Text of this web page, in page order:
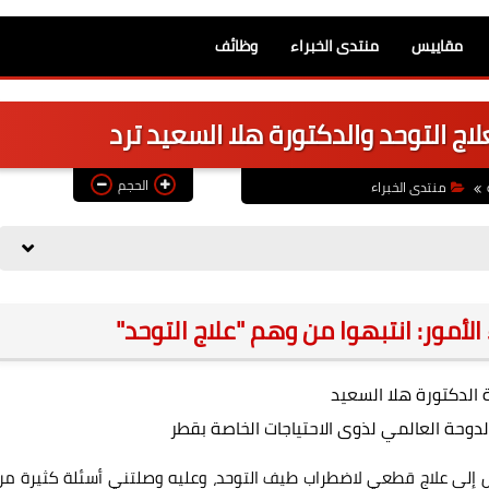
مقاييس منتدى الخبراء وظائف
التوحد والدكتورة هلا السعيد ترد
منتدى الخبراء الحجم
انتبهوا من وهم "علاج التوحد"
الدكتورة هلا السعيد
العالمي لذوى الاحتياجات الخاصة بقطر
إلى علاج قطعي لاضطراب طيف التوحد، وعليه وصلتني أسئلة كثيرة